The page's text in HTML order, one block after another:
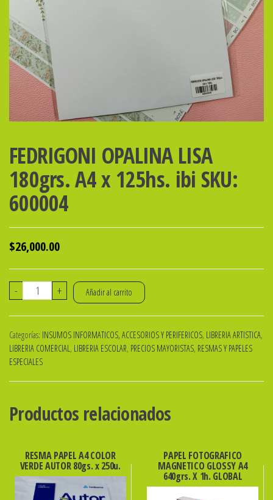
FEDRIGONI OPALINA LISA
180grs. A4 x 125hs. ibi SKU:
600004
$26,000.00
-
FEDRIGONI
180grs.
A4
ibi
cantidad
+ Añadir al carrito
Categorías: INSUMOS INFORMATICOS, ACCESORIOS Y PERIFERICOS, LIBRERIA ARTISTICA,
LIBRERIA COMERCIAL , LIBRERIA ESCOLAR, PRECIOS MAYORISTAS, RESMAS Y PAPELES
ESPECIALES
Productos relacionados
RESMA PAPEL A4 COLOR
VERDE AUTOR 80gs. x 250u.
PAPEL FOTOGRAFICO
MAGNETICO GLOSSY A4
640grs. X 1h. GLOBAL